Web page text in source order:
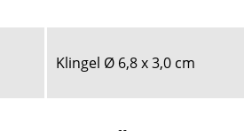
Klingel Ø 6,8 x 3,0 cm